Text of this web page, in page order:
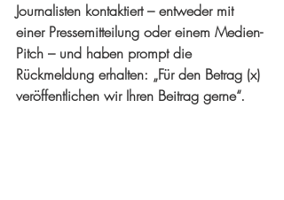
Journalisten kontaktiert – entweder mit
einer Pressemitteilung oder einem Medien-
Pitch – und haben prompt die
Rückmeldung erhalten: „Für den Betrag (x)
veröffentlichen wir Ihren Beitrag gerne“.